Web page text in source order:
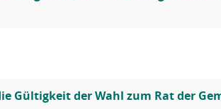
Gültigkeit der Wahl zum Rat der